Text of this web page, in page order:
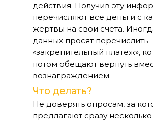
действия. Получив эту
перечисляют все деньги с
жертвы на свои счета.
данных просят перечислить
«закрепительный платеж»,
потом обещают вернуть
вознаграждением.
Что делать?
Не доверять опросам, за
предлагают сразу